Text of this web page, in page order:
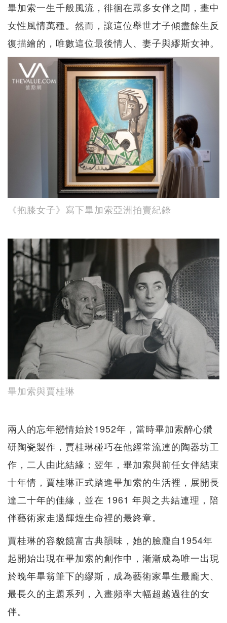
畢加索一生千般風流，徘徊在眾多女伴之間，畫中
女性風情萬種。然而，讓這位舉世才子傾盡餘生反
復描繪的，唯數這位最後情人、妻子與繆斯女神。
《抱膝女子》寫下畢加索亞洲拍賣紀錄
畢加索與賈桂琳
兩人的忘年戀情始於1952年，當時畢加索醉心鑽
研陶瓷製作，賈桂琳碰巧在他經常流連的陶器坊工
作，二人由此結緣；翌年，畢加索與前任女伴結束
十年情，賈桂琳正式踏進畢加索的生活裡，展開長
達二十年的佳緣，並在 1961 年與之共結連理，陪
伴藝術家走過輝煌生命裡的最終章。
賈桂琳的容貌饒富古典韻味，她的臉龐自1954年
起開始出現在畢加索的創作中，漸漸成為唯一出現
於晚年畢翁筆下的繆斯，成為藝術家畢生最龐大、
最長久的主題系列，入畫頻率大幅超越過往的女
伴。